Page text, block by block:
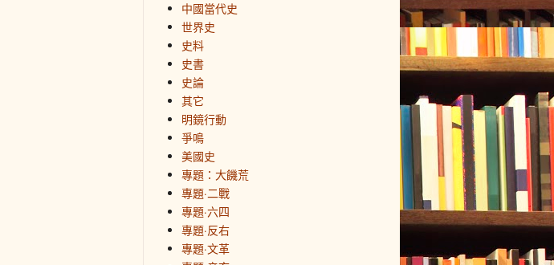
中國當代史
世界史
史料
史書
史論
其它
明鏡行動
爭鳴
美國史
專題：大饑荒
專題·二戰
專題·六四
專題·反右
專題·文革